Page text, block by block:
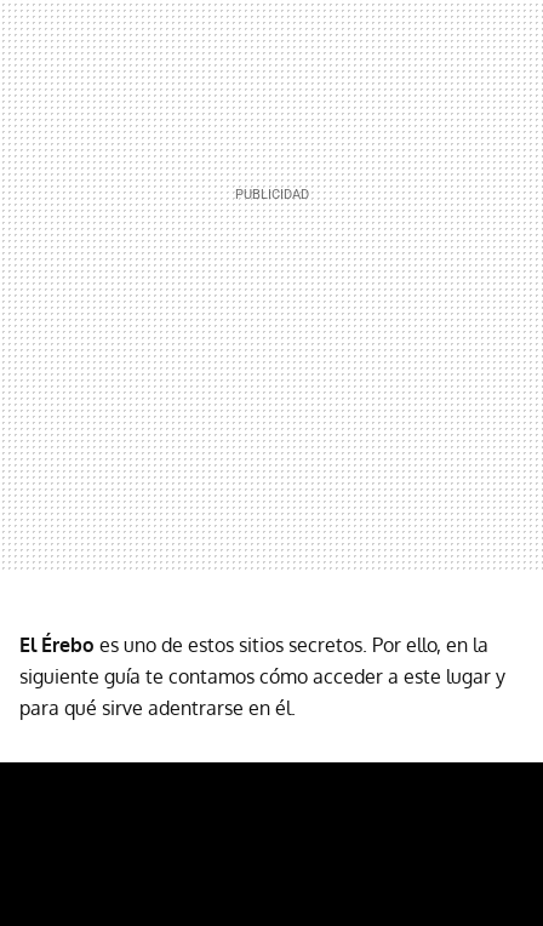
El Érebo es uno de estos sitios secretos. Por ello, en la
siguiente guía te contamos cómo acceder a este lugar y
para qué sirve adentrarse en él.